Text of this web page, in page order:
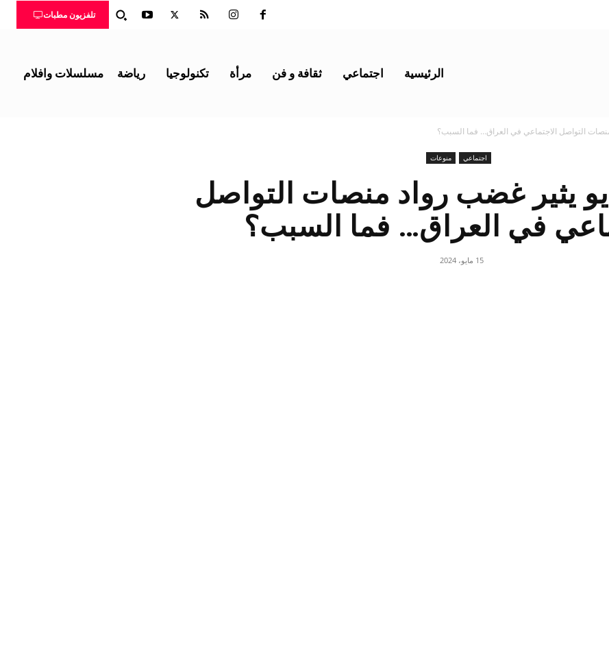
تلفزيون مطبات
الرئيسية اجتماعي ثقافة و فن مرأة تكنولوجيا رياضة مسلسلات وافلام
التواصل الاجتماعي في العراق… فما السبب؟
اجتماعي منوعات
يثير غضب رواد منصات التواصل
في العراق… فما السبب؟
15 مايو، 2024